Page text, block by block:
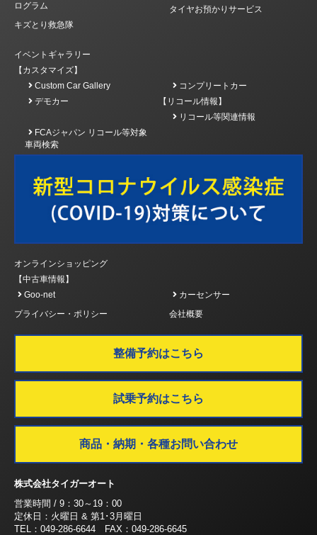
ログラム
タイヤお預かりサービス
キズとり救急隊
イベントギャラリー
【カスタマイズ】
Custom Car Gallery
コンプリートカー
デモカー
【リコール情報】
リコール等関連情報
FCAジャパン リコール等対象
車両検索
オンラインショッピング
【中古車情報】
Goo-net
カーセンサー
プライバシー・ポリシー
会社概要
整備予約はこちら
試乗予約はこちら
商品・納期・各種お問い合わせ
株式会社タイガーオート
営業時間 / 9：30～19：00
定休日：火曜日 & 第1･3月曜日
TEL：049-286-6644 FAX：049-286-6645